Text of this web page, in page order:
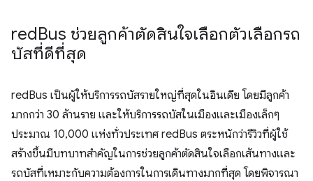
redBus ช่วยลูกค้าตัดสินใจเลือกตัวเลือกรถ
บัสที่ดีที่สุด
redBus เป็นผู้ให้บริการรถบัสรายใหญ่ที่สุดในอินเดีย โดยมีลูกค้า
มากกว่า 30 ล้านราย และให้บริการรถบัสในเมืองและเมืองเล็กๆ
ประมาณ 10,000 แห่งทั่วประเทศ redBus ตระหนักว่ารีวิวที่ผู้ใช้
สร้างขึ้นมีบทบาทสำคัญในการช่วยลูกค้าตัดสินใจเลือกเส้นทางและ
รถบัสที่เหมาะกับความต้องการในการเดินทางมากที่สุด โดยพิจารณา